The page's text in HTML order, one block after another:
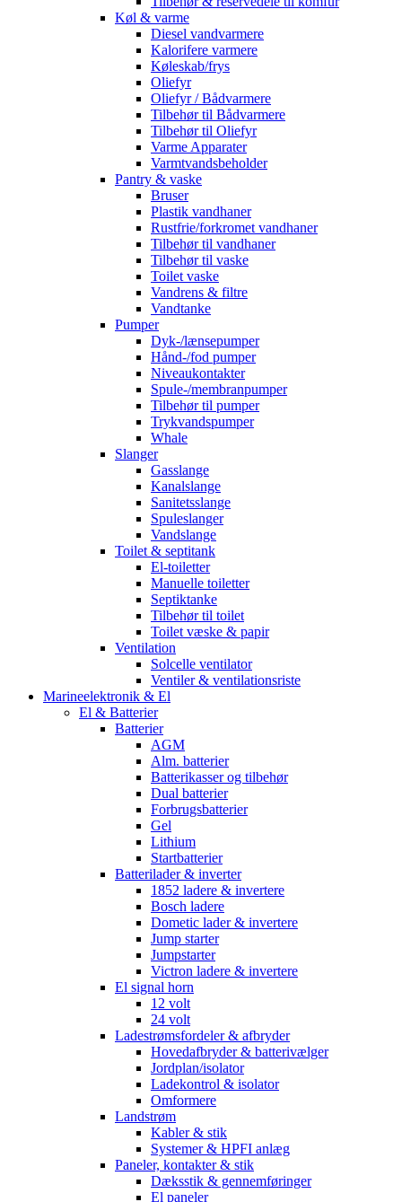
Køl & varme
Diesel vandvarmere
Kalorifere varmere
Køleskab/frys
Oliefyr
Oliefyr / Bådvarmere
Tilbehør til Bådvarmere
Tilbehør til Oliefyr
Varme Apparater
Varmtvandsbeholder
Pantry & vaske
Bruser
Plastik vandhaner
Rustfrie/forkromet vandhaner
Tilbehør til vandhaner
Tilbehør til vaske
Toilet vaske
Vandrens & filtre
Vandtanke
Pumper
Dyk-/lænsepumper
Hånd-/fod pumper
Niveaukontakter
Spule-/membranpumper
Tilbehør til pumper
Trykvandspumper
Whale
Slanger
Gasslange
Kanalslange
Sanitetsslange
Spuleslanger
Vandslange
Toilet & septitank
El-toiletter
Manuelle toiletter
Septiktanke
Tilbehør til toilet
Toilet væske & papir
Ventilation
Solcelle ventilator
Ventiler & ventilationsriste
Marineelektronik & El
El & Batterier
Batterier
AGM
Alm. batterier
Batterikasser og tilbehør
Dual batterier
Forbrugsbatterier
Gel
Lithium
Startbatterier
Batterilader & inverter
1852 ladere & invertere
Bosch ladere
Dometic lader & invertere
Jump starter
Jumpstarter
Victron ladere & invertere
El signal horn
12 volt
24 volt
Ladestrømsfordeler & afbryder
Hovedafbryder & batterivælger
Jordplan/isolator
Ladekontrol & isolator
Omformere
Landstrøm
Kabler & stik
Systemer & HPFI anlæg
Paneler, kontakter & stik
Dæksstik & gennemføringer
El paneler